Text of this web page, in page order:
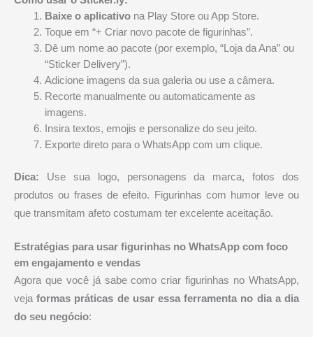
Baixe o aplicativona Play Store ou App Store.
Toque em “+ Criar novo pacote de figurinhas”.
Dê um nome ao pacote (por exemplo, “Loja da Ana” ou
“Sticker Delivery”).
Adicione imagens da sua galeria ou use a câmera.
Recorte manualmente ou automaticamente as
imagens.
Insira textos, emojis e personalize do seu jeito.
Exporte direto para o WhatsApp com um clique.
Dica: Use sua logo, personagens da marca, fotos dos
produtos ou frases de efeito. Figurinhas com humor leve ou
que transmitam afeto costumam ter excelente aceitação.
Estratégias para usar figurinhas no WhatsApp com foco
em engajamento e vendas
Agora que você já sabe como criar figurinhas no WhatsApp,
vejaformas práticas de usar essa ferramenta no dia a dia
do seu negócio: